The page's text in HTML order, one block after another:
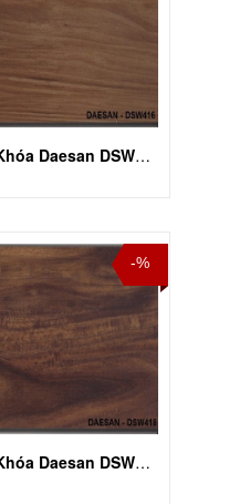
Sàn Nhựa Hèm Khóa Daesan DSW 416
-%
Sàn Nhựa Hèm Khóa Daesan DSW 418